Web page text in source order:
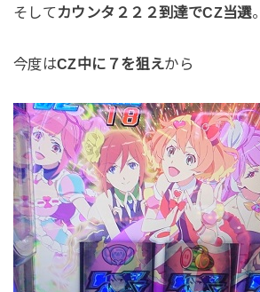
そしてカウンタ２２２到達でCZ当選。
今度はCZ中に７を狙えから